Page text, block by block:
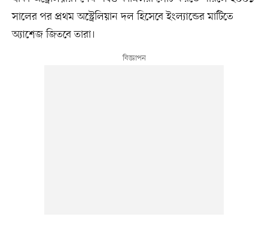
সালের পর প্রথম অস্ট্রেলিয়ান দল হিসেবে ইংল্যান্ডের মাটিতে
অ্যাশেজ জিতবে তারা।